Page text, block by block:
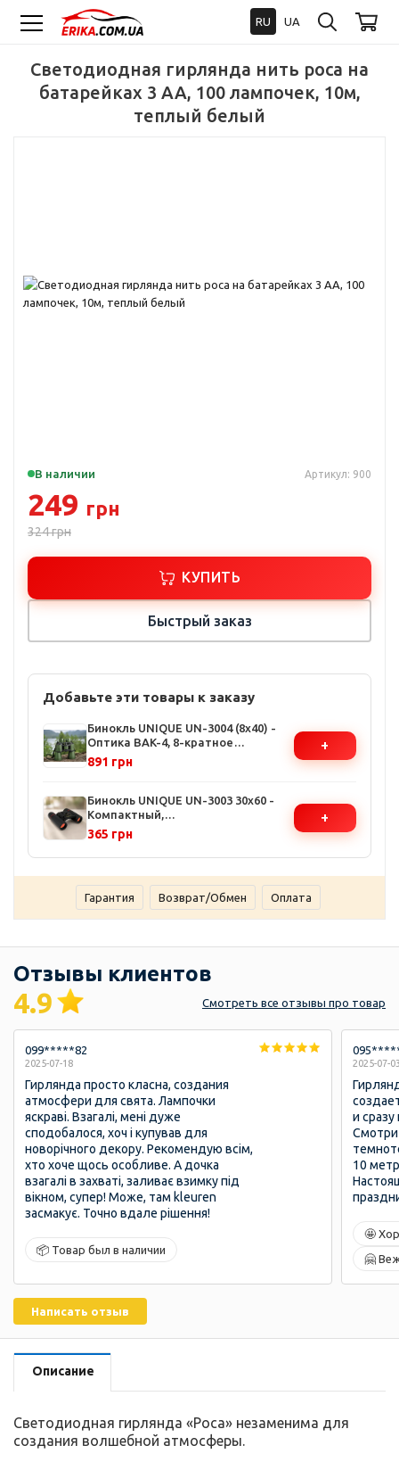
RU UA
Светодиодная гирлянда нить роса на
батарейках 3 АА, 100 лампочек, 10м,
теплый белый
В наличии Артикул: 900
249 грн
324грн
КУПИТЬ
Быстрый заказ
Добавьте эти товары к заказу
Бинокль UNIQUE UN-3004 (8x40) -
Оптика BAK-4, 8-кратное
увеличение, ударопрочный
корпус, для охоты и туризма
891 грн
+
Бинокль UNIQUE UN-3003 30x60 -
Компактный,
светочувствительные линзы,
прорезиненный корпус, чехол и
ремешок в комплекте
365 грн
+
Гарантия Возврат/Обмен Оплата
Отзывы клиентов
4.9 Смотреть все отзывы про товар
099*****82
2025-07-18
Гирлянда просто класна, создания
атмосфери для свята. Лампочки
яскраві. Взагалі, мені дуже
сподобалося, хоч і купував для
новорічного декору. Рекомендую всім,
хто хоче щось особливе. А дочка
взагалі в захваті, заливає взимку під
вікном, супер! Може, там kleuren
засмакує. Точно вдале рішення!
📦 Товар был в наличии
2025-07-
и
10
🤩
🤗
Написать отзыв
Описание
Светодиодная гирлянда «Роса» незаменима для
создания волшебной атмосферы.